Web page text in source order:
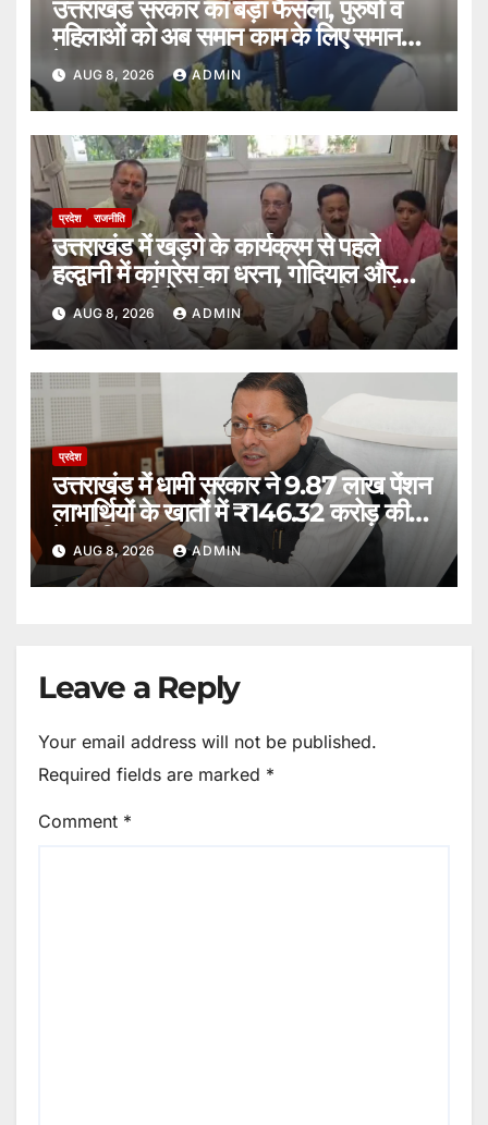
उत्तराखंड सरकार का बड़ा फैसला, पुरुषों व
महिलाओं को अब समान काम के लिए समान
वेतन।
AUG 8, 2026 ADMIN
प्रदेश राजनीति
उत्तराखंड में खड़गे के कार्यक्रम से पहले
हल्द्वानी में कांग्रेस का धरना, गोदियाल और
यशपाल आर्य ने पुलिस पर लगाए गंभीर आरोप।
AUG 8, 2026 ADMIN
प्रदेश
उत्तराखंड में धामी सरकार ने 9.87 लाख पेंशन
लाभार्थियों के खातों में ₹146.32 करोड़ की
पेंशन किया भुगतान।
AUG 8, 2026 ADMIN
Leave a Reply
Your email address will not be published.
Required fields are marked *
Comment *